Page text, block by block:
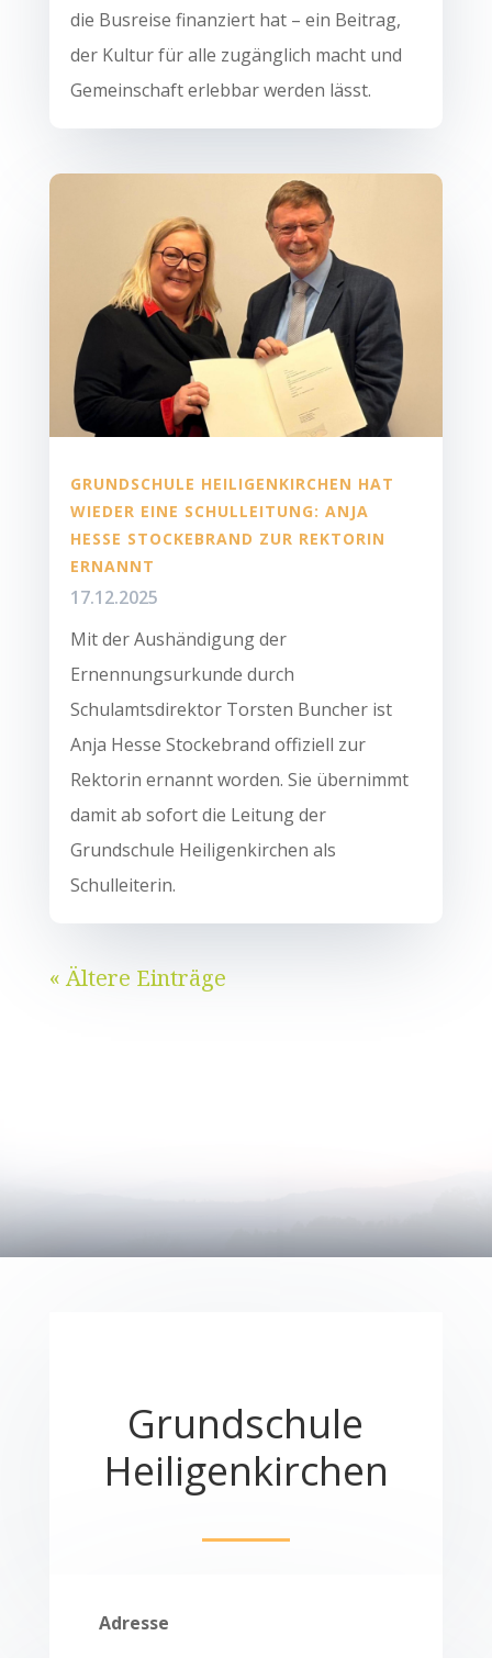
die Busreise finanziert hat – ein Beitrag,
der Kultur für alle zugänglich macht und
Gemeinschaft erlebbar werden lässt.
GRUNDSCHULE HEILIGENKIRCHEN HAT
WIEDER EINE SCHULLEITUNG: ANJA
HESSE STOCKEBRAND ZUR REKTORIN
ERNANNT
17.12.2025
Mit der Aushändigung der
Ernennungsurkunde durch
Schulamtsdirektor Torsten Buncher ist
Anja Hesse Stockebrand offiziell zur
Rektorin ernannt worden. Sie übernimmt
damit ab sofort die Leitung der
Grundschule Heiligenkirchen als
Schulleiterin.
« Ältere Einträge
Grundschule
Heiligenkirchen
Adresse